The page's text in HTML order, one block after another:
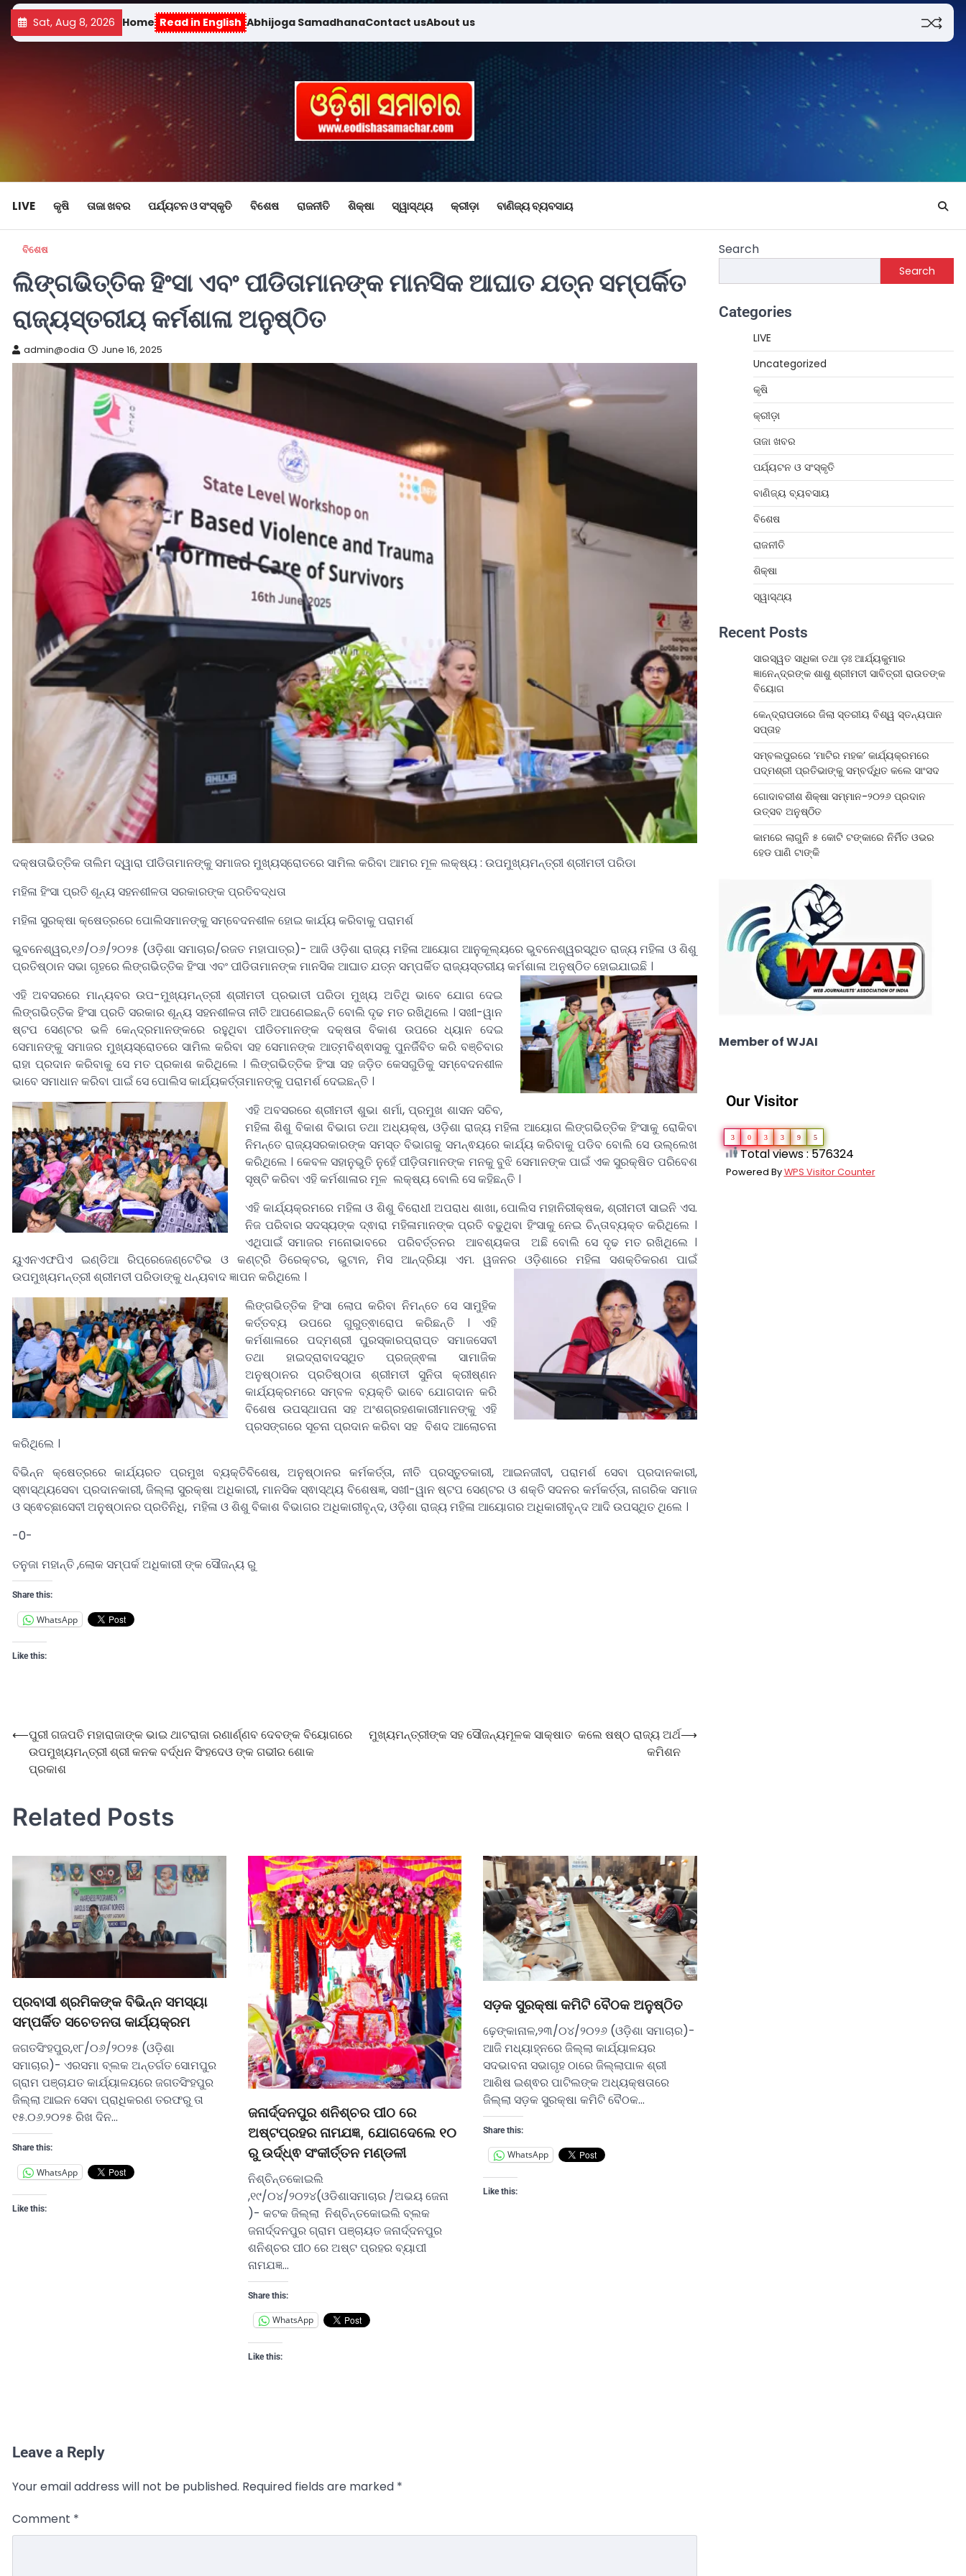
Sat, Aug 8, 2026 Home Read in English Abhijoga SamadhanaContact usAbout us
LIVE କୃଷି ତାଜା ଖବର ପର୍ଯ୍ୟଟନ ଓ ସଂସ୍କୃତି ବିଶେଷ ରାଜନୀତି ଶିକ୍ଷା ସ୍ୱାସ୍ଥ୍ୟ କ୍ରୀଡ଼ା ବାଣିଜ୍ୟ ବ୍ୟବସାୟ
ବିଶେଷ
ଲିଙ୍ଗଭିତ୍ତିକ ହିଂସା ଏବଂ ପୀଡିତାମାନଙ୍କ ମାନସିକ ଆଘାତ ଯତ୍ନ ସମ୍ପର୍କିତ
ରାଜ୍ୟସ୍ତରୀୟ କର୍ମଶାଳା ଅନୁଷ୍ଠିତ
admin@odia June 16, 2025
ଦକ୍ଷତାଭିତ୍ତିକ ତାଲିମ ଦ୍ୱାରା ପୀଡିତାମାନଙ୍କୁ ସମାଜର ମୁଖ୍ୟସ୍ରୋତରେ ସାମିଲ କରିବା ଆମର ମୂଳ ଲକ୍ଷ୍ୟ : ଉପମୁଖ୍ୟମନ୍ତ୍ରୀ ଶ୍ରୀମତୀ ପରିଡା
ମହିଳା ହିଂସା ପ୍ରତି ଶୂନ୍ୟ ସହନଶୀଳତା ସରକାରଙ୍କ ପ୍ରତିବଦ୍ଧତା
ମହିଳା ସୁରକ୍ଷା କ୍ଷେତ୍ରରେ ପୋଲିସମାନଙ୍କୁ ସମ୍ବେଦନଶୀଳ ହୋଇ କାର୍ଯ୍ୟ କରିବାକୁ ପରାମର୍ଶ
ଭୁବନେଶ୍ୱର,୧୬/୦୬/୨୦୨୫ (ଓଡ଼ିଶା ସମାଚାର/ରଜତ ମହାପାତ୍ର)- ଆଜି ଓଡ଼ିଶା ରାଜ୍ୟ ମହିଳା ଆୟୋଗ ଆନୁକୂଲ୍ୟରେ ଭୁବନେଶ୍ୱରସ୍ଥିତ ରାଜ୍ୟ ମହିଳା ଓ ଶିଶୁ
ପ୍ରତିଷ୍ଠାନ ସଭା ଗୃହରେ ଲିଙ୍ଗଭିତ୍ତିକ ହିଂସା ଏବଂ ପୀଡିତାମାନଙ୍କ ମାନସିକ ଆଘାତ ଯତ୍ନ ସମ୍ପର୍କିତ ରାଜ୍ୟସ୍ତରୀୟ କର୍ମଶାଳା ଅନୁଷ୍ଠିତ ହୋଇଯାଇଛି ।
ଏହି ଅବସରରେ ମାନ୍ୟବର ଉପ-ମୁଖ୍ୟମନ୍ତ୍ରୀ ଶ୍ରୀମତୀ ପ୍ରଭାତୀ ପରିଡା ମୁଖ୍ୟ ଅତିଥି ଭାବେ ଯୋଗ ଦେଇ
ଲିଙ୍ଗଭିତ୍ତିକ ହିଂସା ପ୍ରତି ସରକାର ଶୂନ୍ୟ ସହନଶୀଳତା ନୀତି ଆପଣେଇଛନ୍ତି ବୋଲି ଦୃଢ ମତ ରଖିଥିଲେ । ସଖୀ-ୱାନ
ଷ୍ଟପ ସେଣ୍ଟର ଭଳି କେନ୍ଦ୍ରମାନଙ୍କରେ ରହୁଥିବା ପୀଡିତମାନଙ୍କ ଦକ୍ଷତା ବିକାଶ ଉପରେ ଧ୍ୟାନ ଦେଇ
ସେମାନଙ୍କୁ ସମାଜର ମୁଖ୍ୟସ୍ରୋତରେ ସାମିଲ କରିବା ସହ ସେମାନଙ୍କ ଆତ୍ମବିଶ୍ଵାସକୁ ପୁନର୍ଜିବିତ କରି ବଞ୍ଚିବାର
ରାହା ପ୍ରଦାନ କରିବାକୁ ସେ ମତ ପ୍ରକାଶ କରିଥିଲେ । ଲିଙ୍ଗଭିତ୍ତିକ ହିଂସା ସହ ଜଡ଼ିତ କେସଗୁଡିକୁ ସମ୍ବେଦନଶୀଳ
ଭାବେ ସମାଧାନ କରିବା ପାଇଁ ସେ ପୋଲିସ କାର୍ଯ୍ୟକର୍ତ୍ତାମାନଙ୍କୁ ପରାମର୍ଶ ଦେଇଛନ୍ତି ।
ଏହି ଅବସରରେ ଶ୍ରୀମତୀ ଶୁଭା ଶର୍ମା, ପ୍ରମୁଖ ଶାସନ ସଚିବ,
ମହିଳା ଶିଶୁ ବିକାଶ ବିଭାଗ ତଥା ଅଧ୍ୟକ୍ଷ, ଓଡ଼ିଶା ରାଜ୍ୟ ମହିଳା ଆୟୋଗ ଲିଙ୍ଗଭିତ୍ତିକ ହିଂସାକୁ ରୋକିବା
ନିମନ୍ତେ ରାଜ୍ୟସରକାରଙ୍କ ସମସ୍ତ ବିଭାଗକୁ ସମନ୍ଵୟରେ କାର୍ଯ୍ୟ କରିବାକୁ ପଡିବ ବୋଲି ସେ ଉଲ୍ଲେଖ
କରିଥିଲେ । କେବଳ ସହାନୁଭୁତି ନୁହେଁ ପୀଡ଼ିତାମାନଙ୍କ ମନକୁ ବୁଝି ସେମାନଙ୍କ ପାଇଁ ଏକ ସୁରକ୍ଷିତ ପରିବେଶ
ସୃଷ୍ଟି କରିବା ଏହି କର୍ମଶାଳାର ମୂଳ ଲକ୍ଷ୍ୟ ବୋଲି ସେ କହିଛନ୍ତି ।
ଏହି କାର୍ଯ୍ୟକ୍ରମରେ ମହିଳା ଓ ଶିଶୁ ବିରୋଧୀ ଅପରାଧ ଶାଖା, ପୋଲିସ ମହାନିରୀକ୍ଷକ, ଶ୍ରୀମତୀ ସାଇନି ଏସ.
ନିଜ ପରିବାର ସଦସ୍ୟଙ୍କ ଦ୍ଵାରା ମହିଳାମାନଙ୍କ ପ୍ରତି ବଢୁଥିବା ହିଂସାକୁ ନେଇ ଚିନ୍ତାବ୍ୟକ୍ତ କରିଥିଲେ ।
ଏଥିପାଇଁ ସମାଜର ମନୋଭାବରେ ପରିବର୍ତ୍ତନର ଆବଶ୍ୟକତା ଅଛି ବୋଲି ସେ ଦୃଢ ମତ ରଖିଥିଲେ ।
ୟୁଏନଏଫପିଏ ଇଣ୍ଡିଆ ରିପ୍ରେଜେଣ୍ଟେଟିଭ ଓ କଣ୍ଟ୍ରି ଡିରେକ୍ଟର, ଭୁଟାନ, ମିସ ଆନ୍ଦ୍ରିୟା ଏମ. ୱଜନର ଓଡ଼ିଶାରେ ମହିଳା ସଶକ୍ତିକରଣ ପାଇଁ
ଉପମୁଖ୍ୟମନ୍ତ୍ରୀ ଶ୍ରୀମତୀ ପରିଡାଙ୍କୁ ଧନ୍ୟବାଦ ଜ୍ଞାପନ କରିଥିଲେ ।
ଲିଙ୍ଗଭିତ୍ତିକ ହିଂସା ଲୋପ କରିବା ନିମନ୍ତେ ସେ ସାମୁହିକ
କର୍ତ୍ତବ୍ୟ ଉପରେ ଗୁରୁତ୍ଵାରୋପ କରିଛନ୍ତି । ଏହି
କର୍ମଶାଳାରେ ପଦ୍ମଶ୍ରୀ ପୁରସ୍କାରପ୍ରାପ୍ତ ସମାଜସେବୀ
ତଥା ହାଇଦ୍ରାବାଦସ୍ଥିତ ପ୍ରଜ୍ଜ୍ଵଳା ସାମାଜିକ
ଅନୁଷ୍ଠାନର ପ୍ରତିଷ୍ଠାତା ଶ୍ରୀମତୀ ସୁନିତା କ୍ରୀଷ୍ଣନ
କାର୍ଯ୍ୟକ୍ରମରେ ସମ୍ବଳ ବ୍ୟକ୍ତି ଭାବେ ଯୋଗଦାନ କରି
ବିଶେଷ ଉପସ୍ଥାପନା ସହ ଅଂଶଗ୍ରହଣକାରୀମାନଙ୍କୁ ଏହି
ପ୍ରସଙ୍ଗରେ ସୂଚନା ପ୍ରଦାନ କରିବା ସହ ବିଶଦ ଆଲୋଚନା
କରିଥିଲେ ।
ବିଭିନ୍ନ କ୍ଷେତ୍ରରେ କାର୍ଯ୍ୟରତ ପ୍ରମୁଖ ବ୍ୟକ୍ତିବିଶେଷ, ଅନୁଷ୍ଠାନର କର୍ମକର୍ତ୍ତା, ନୀତି ପ୍ରସ୍ତୁତକାରୀ, ଆଇନଜୀବୀ, ପରାମର୍ଶ ସେବା ପ୍ରଦାନକାରୀ,
ସ୍ଵାସ୍ଥ୍ୟସେବା ପ୍ରଦାନକାରୀ, ଜିଲ୍ଲା ସୁରକ୍ଷା ଅଧିକାରୀ, ମାନସିକ ସ୍ଵାସ୍ଥ୍ୟ ବିଶେଷଜ୍ଞ, ସଖୀ-ୱାନ ଷ୍ଟପ ସେଣ୍ଟର ଓ ଶକ୍ତି ସଦନର କର୍ମକର୍ତ୍ତା, ନାଗରିକ ସମାଜ
ଓ ସ୍ଵେଚ୍ଛାସେବୀ ଅନୁଷ୍ଠାନର ପ୍ରତିନିଧି, ମହିଳା ଓ ଶିଶୁ ବିକାଶ ବିଭାଗର ଅଧିକାରୀବୃନ୍ଦ, ଓଡ଼ିଶା ରାଜ୍ୟ ମହିଳା ଆୟୋଗର ଅଧିକାରୀବୃନ୍ଦ ଆଦି ଉପସ୍ଥିତ ଥିଲେ ।
-0-
ତନୁଜା ମହାନ୍ତି ,ଲୋକ ସମ୍ପର୍କ ଅଧିକାରୀ ଙ୍କ ସୌଜନ୍ୟ ରୁ
Share this:
WhatsApp
Like this:
⟵ପୁରୀ ଗଜପତି ମହାରାଜାଙ୍କ ଭାଇ ଥାଟରାଜା ରଣାର୍ଣ୍ଣବ ଦେବଙ୍କ ବିୟୋଗରେ
ଉପମୁଖ୍ୟମନ୍ତ୍ରୀ ଶ୍ରୀ କନକ ବର୍ଦ୍ଧନ ସିଂହଦେଓ ଙ୍କ ଗଭୀର ଶୋକ
ପ୍ରକାଶ
ମୁଖ୍ୟମନ୍ତ୍ରୀଙ୍କ ସହ ସୌଜନ୍ୟମୂଳକ ସାକ୍ଷାତ କଲେ ଷଷ୍ଠ ରାଜ୍ୟ ଅର୍ଥ
କମିଶନ
⟶
Related Posts
ପ୍ରବାସୀ ଶ୍ରମିକଙ୍କ ବିଭିନ୍ନ ସମସ୍ୟା
ସମ୍ପର୍କିତ ସଚେତନତା କାର୍ଯ୍ୟକ୍ରମ
ଜଗତସିଂହପୁର,୧୮/୦୬/୨୦୨୫ (ଓଡ଼ିଶା
ସମାଚାର)- ଏରସମା ବ୍ଲକ ଅନ୍ତର୍ଗତ ସୋମପୁର
ଗ୍ରାମ ପଞ୍ଚାଯତ କାର୍ଯ୍ୟାଳୟରେ ଜଗତସିଂହପୁର
ଜିଲ୍ଲା ଆଇନ ସେବା ପ୍ରାଧିକରଣ ତରଫରୁ ତା
୧୫.୦୬.୨୦୨୫ ରିଖ ଦିନ…
Share this:
WhatsApp
Like this:
ଜନାର୍ଦ୍ଦନପୁର ଶନିଶ୍ଚର ପୀଠ ରେ
ଅଷ୍ଟପ୍ରହର ନାମଯଜ୍ଞ, ଯୋଗଦେଲେ ୧୦
ରୁ ଉର୍ଦ୍ଧ୍ଵ ସଂକୀର୍ତ୍ତନ ମଣ୍ଡଳୀ
ନିଶ୍ଚିନ୍ତକୋଇଲି
,୧୯/୦୪/୨୦୨୪(ଓଡିଶାସମାଚାର /ଅଭୟ ଜେନା
)- କଟକ ଜିଲ୍ଲା ନିଶ୍ଚିନ୍ତକୋଇଲି ବ୍ଲକ
ଜନାର୍ଦ୍ଦନପୁର ଗ୍ରାମ ପଞ୍ଚାୟତ ଜନାର୍ଦ୍ଦନପୁର
ଶନିଶ୍ଚର ପୀଠ ରେ ଅଷ୍ଟ ପ୍ରହର ବ୍ୟାପୀ
ନାମଯଜ୍ଞ…
Share this:
WhatsApp
Like this:
ସଡ଼କ ସୁରକ୍ଷା କମିଟି ବୈଠକ ଅନୁଷ୍ଠିତ
ଢ଼େଙ୍କାନାଳ,୨୩/୦୪/୨୦୨୬ (ଓଡ଼ିଶା ସମାଚାର)-
ଆଜି ମଧ୍ୟାହ୍ନରେ ଜିଲ୍ଲା କାର୍ଯ୍ୟାଳୟର
ସଦଭାବନା ସଭାଗୃହ ଠାରେ ଜିଲ୍ଲାପାଳ ଶ୍ରୀ
ଆଶିଷ ଇଶ୍ଵର ପାଟିଲଙ୍କ ଅଧ୍ୟକ୍ଷତାରେ
ଜିଲ୍ଲା ସଡ଼କ ସୁରକ୍ଷା କମିଟି ବୈଠକ…
Share this:
WhatsApp
Like this:
Leave a Reply
Your email address will not be published. Required fields are marked *
Comment *
Search
Search
Categories
LIVE
Uncategorized
କୃଷି
କ୍ରୀଡ଼ା
ତାଜା ଖବର
ପର୍ଯ୍ୟଟନ ଓ ସଂସ୍କୃତି
ବାଣିଜ୍ୟ ବ୍ୟବସାୟ
ବିଶେଷ
ରାଜନୀତି
ଶିକ୍ଷା
ସ୍ୱାସ୍ଥ୍ୟ
Recent Posts
ସାରସ୍ୱତ ସାଧିକା ତଥା ଡ଼ଃ ଆର୍ଯ୍ୟକୁମାର
ଜ୍ଞାନେନ୍ଦ୍ରଙ୍କ ଶାଶୁ ଶ୍ରୀମତୀ ସାବିତ୍ରୀ ରାଉତଙ୍କ
ବିୟୋଗ
କେନ୍ଦ୍ରାପଡାରେ ଜିଲା ସ୍ତରୀୟ ବିଶ୍ୱ ସ୍ତନ୍ୟପାନ
ସପ୍ତାହ
ସମ୍ବଲପୁରରେ ‘ମାଟିର ମହକ’ କାର୍ଯ୍ୟକ୍ରମରେ
ପଦ୍ମଶ୍ରୀ ପ୍ରତିଭାଙ୍କୁ ସମ୍ବର୍ଦ୍ଧିତ କଲେ ସାଂସଦ
ଗୋଦାବରୀଶ ଶିକ୍ଷା ସମ୍ମାନ-୨୦୨୬ ପ୍ରଦାନ
ଉତ୍ସବ ଅନୁଷ୍ଠିତ
କାମରେ ଲାଗୁନି ୫ କୋଟି ଟଙ୍କାରେ ନିର୍ମିତ ଓଭର
ହେଡ ପାଣି ଟାଙ୍କି
Member of WJAI
Our Visitor
3 0 3 3 9 5
Total views : 576324
Powered ByWPS Visitor Counter